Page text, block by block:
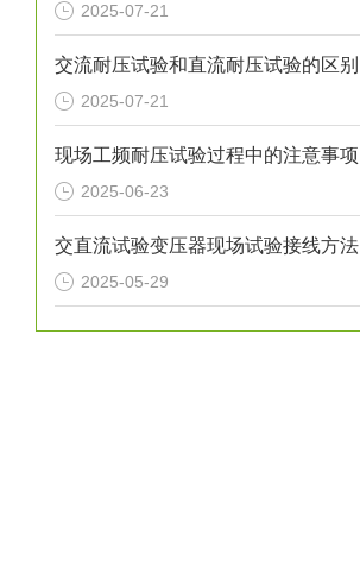
2025-07-21
交流耐压试验和直流耐压试验的区别
2025-07-21
2025-06-23
交直流试验变压器现场试验接线方法
2025-05-29